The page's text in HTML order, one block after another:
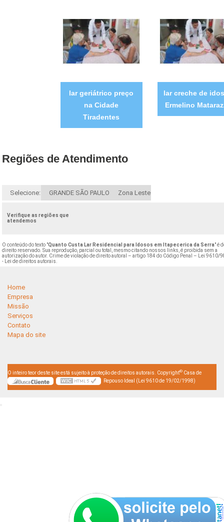
lar geriátrico preço
na Cidade
Tiradentes
lar creche de
Ermelino
Regiões de Atendimento
Selecione: GRANDE SÃO PAULO Zona Leste
Verifique as regiões que
atendemos
O conteúdo do texto "Quanto Custa Lar Residencial para Idosos em Itapecerica da Serra" é
direito reservado. Sua reprodução, parcial ou total, mesmo citando nossos links, é proibida sem a
autorização do autor. Crime de violação de direito autoral – artigo 184 do Código Penal –
Lei 9610/
- Lei de direitos autorais
Home
Empresa
Missão
Serviços
Contato
Mapa do site
O inteiro teor deste site está sujeito à proteção de direitos autorais. Copyright© Casa de
Repouso Ideal (Lei 9610 de 19/02/1998)